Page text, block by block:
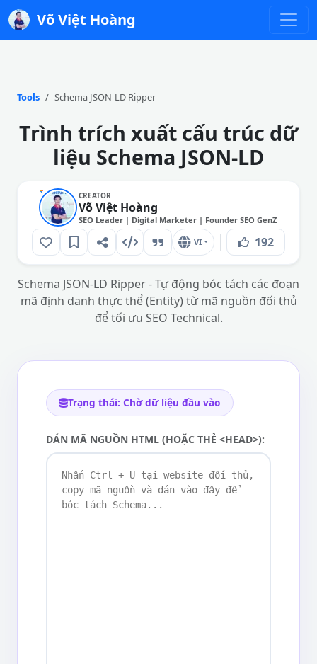
Võ Việt Hoàng
Tools Schema JSON-LD Ripper
Trình trích xuất cấu trúc dữ
liệu Schema JSON-LD
CREATOR
Võ Việt Hoàng
SEO Leader | Digital Marketer | Founder SEO GenZ
VI 192
Schema JSON-LD Ripper - Tự động bóc tách các đoạn
mã định danh thực thể (Entity) từ mã nguồn đối thủ
để tối ưu SEO Technical.
Trạng thái: Chờ dữ liệu đầu vào
DÁN MÃ NGUỒN HTML (HOẶC THẺ <HEAD>):